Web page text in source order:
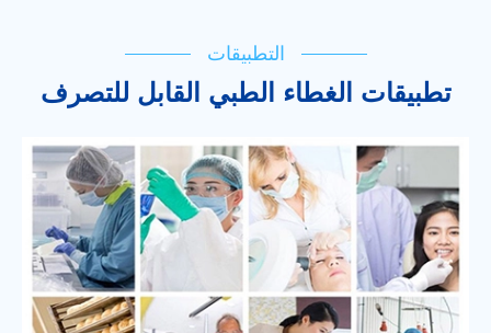
التطبيقات
تطبيقات الغطاء الطبي القابل للتصرف